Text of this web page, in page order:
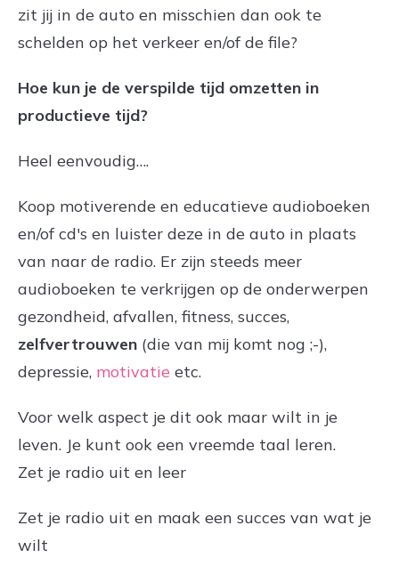
zit jij in de auto en misschien dan ook te
schelden op het verkeer en/of de file?
Hoe kun je de verspilde tijd omzetten in
productieve tijd?
Heel eenvoudig….
Koop motiverende en educatieve audioboeken
en/of cd's en luister deze in de auto in plaats
van naar de radio. Er zijn steeds meer
audioboeken te verkrijgen op de onderwerpen
gezondheid, afvallen, fitness, succes,
zelfvertrouwen (die van mij komt nog ;-),
depressie, motivatie etc.
Voor welk aspect je dit ook maar wilt in je
leven. Je kunt ook een vreemde taal leren.
Zet je radio uit en leer
Zet je radio uit en maak een succes van wat je
wilt